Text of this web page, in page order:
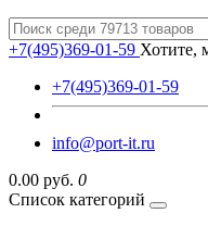
+7(495)369-01-59 Хотите,
+7(495)369-01-59
info@port-it.ru
0.00 руб. 0
Список категорий